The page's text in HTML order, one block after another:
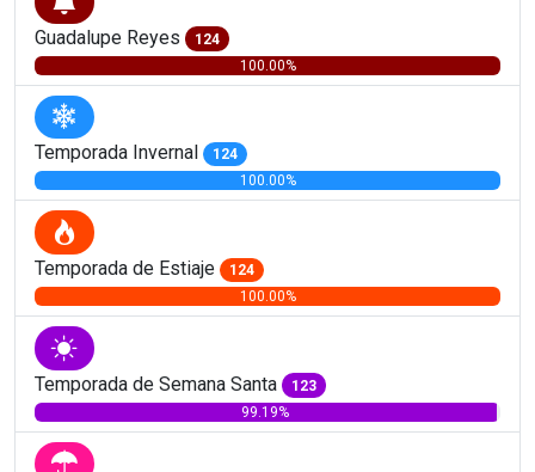
Guadalupe Reyes
124
100.00%
Temporada Invernal
124
100.00%
Temporada de Estiaje
124
100.00%
Temporada de Semana Santa
123
99.19%